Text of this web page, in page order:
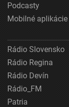
Podcasty
Mobilné aplikácie
Rádio Slovensko
Rádio Regina
Rádio Devín
Rádio_FM
Patria